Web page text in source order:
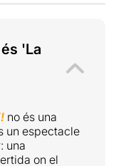
'La
no és una
un espectacle
una
on el